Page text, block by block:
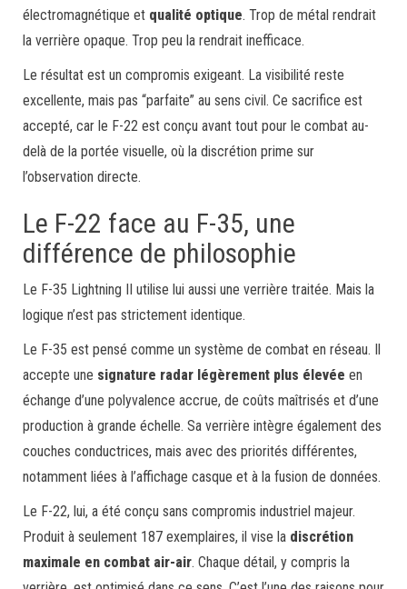
électromagnétique et qualité optique. Trop de métal rendrait
la verrière opaque. Trop peu la rendrait inefficace.
Le résultat est un compromis exigeant. La visibilité reste
excellente, mais pas “parfaite” au sens civil. Ce sacrifice est
accepté, car le F-22 est conçu avant tout pour le combat au-
delà de la portée visuelle, où la discrétion prime sur
l’observation directe.
Le F-22 face au F-35, une
différence de philosophie
Le F-35 Lightning II utilise lui aussi une verrière traitée. Mais la
logique n’est pas strictement identique.
Le F-35 est pensé comme un système de combat en réseau. Il
accepte une signature radar légèrement plus élevée en
échange d’une polyvalence accrue, de coûts maîtrisés et d’une
production à grande échelle. Sa verrière intègre également des
couches conductrices, mais avec des priorités différentes,
notamment liées à l’affichage casque et à la fusion de données.
Le F-22, lui, a été conçu sans compromis industriel majeur.
Produit à seulement 187 exemplaires, il vise la discrétion
maximale en combat air-air. Chaque détail, y compris la